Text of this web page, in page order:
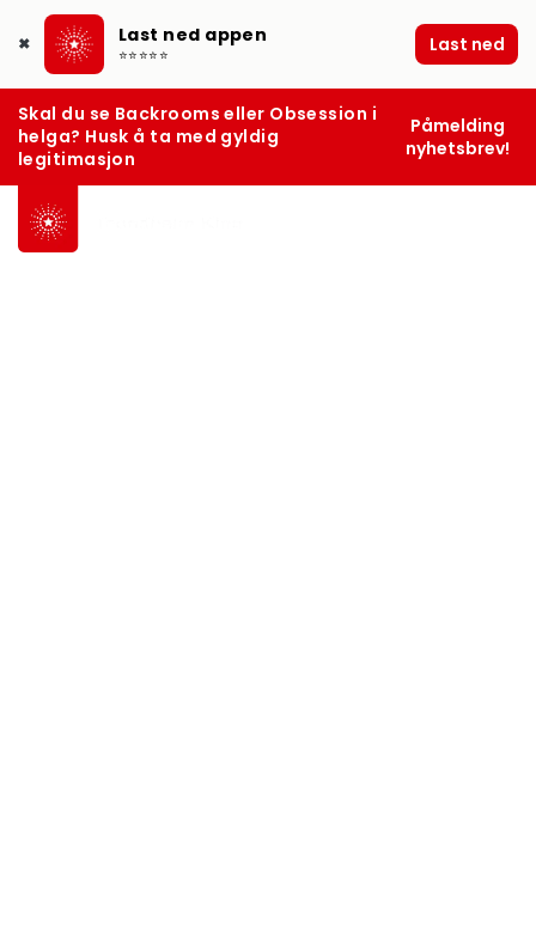
✖ Last ned appen
⭐⭐⭐⭐⭐ Last ned
Skal du se Backrooms eller Obsession i
helga? Husk å ta med gyldig
legitimasjon
Påmelding
nyhetsbrev!